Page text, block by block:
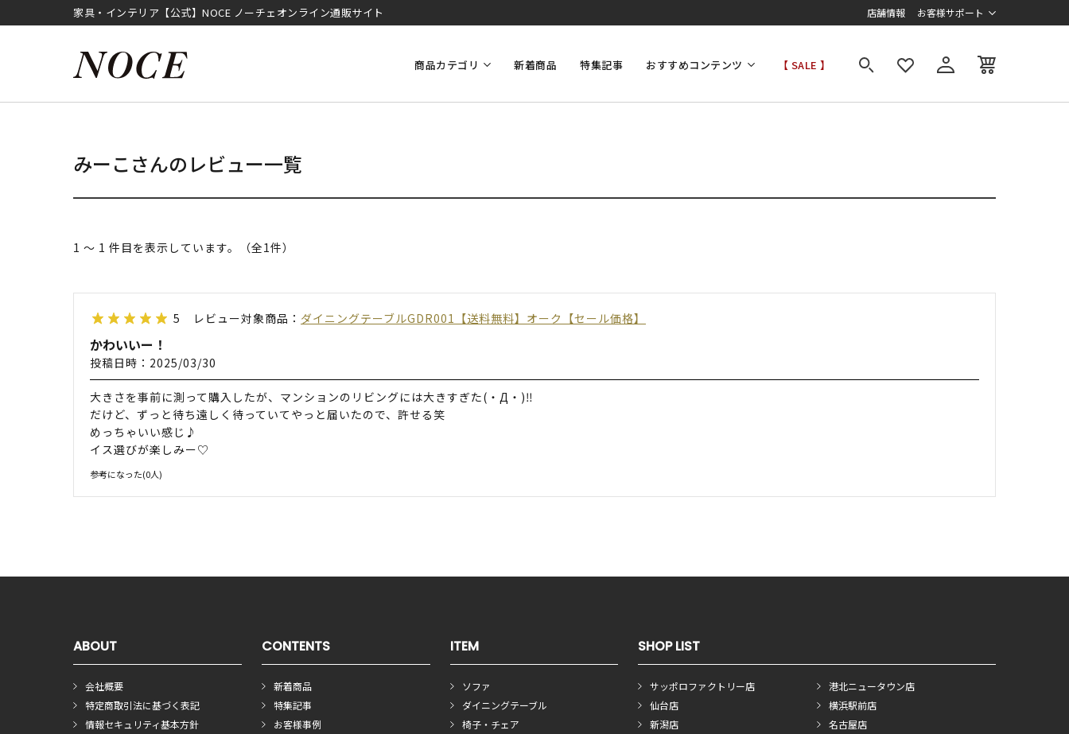
家具・インテリア【公式】NOCE ノーチェオンライン通販サイト 店舗情報 お客様サポート
商品カテゴリ 新着商品 特集記事 おすすめコンテンツ 【 SALE 】
みーこさんのレビュー一覧
1 ～ 1 件目を表示しています。（全1件）
5 レビュー対象商品： ダイニングテーブルGDR001【送料無料】オーク【セール価格】
かわいいー！
投稿日時：2025/03/30
大きさを事前に測って購入したが、マンションのリビングには大きすぎた(・Д・)‼︎
だけど、ずっと待ち遠しく待っていてやっと届いたので、許せる笑
めっちゃいい感じ♪
イス選びが楽しみー♡
参考になった(0人)
ABOUT
会社概要
特定商取引法に基づく表記
情報セキュリティ基本方針
CONTENTS
新着商品
特集記事
お客様事例
ITEM
ソファ
ダイニングテーブル
椅子・チェア
SHOP LIST
サッポロファクトリー店
仙台店
新潟店
港北ニュータウン店
横浜駅前店
名古屋店